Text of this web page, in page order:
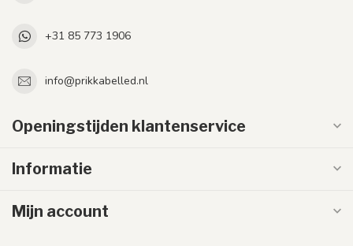
+31 85 773 1906
info@prikkabelled.nl
Openingstijden klantenservice
Informatie
Mijn account